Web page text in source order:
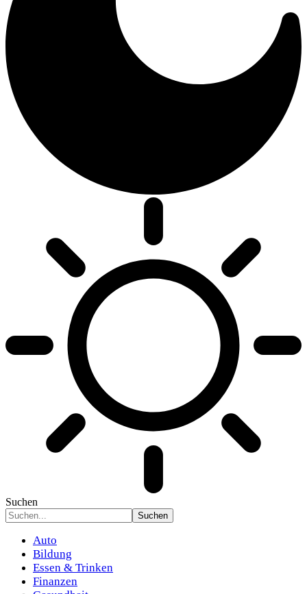
Suchen
Auto
Bildung
Essen & Trinken
Finanzen